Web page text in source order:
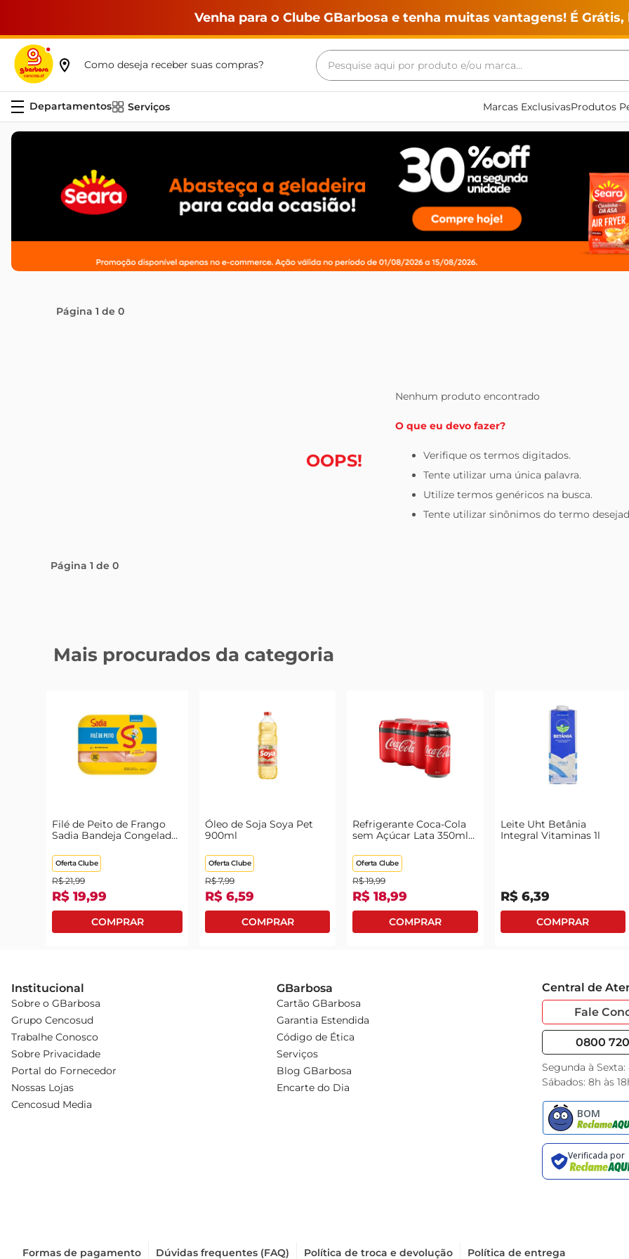
Venha para o Clube GBarbosa e tenha muitas vantagens! É
Como deseja receber suas compras?
Pesquise aqui por produto e/ou marca...
Serviços Marcas ExclusivasProdutos
Página 1 de 0
OOPS!
Nenhum produto encontrado
O que eu devo fazer?
Verifique os termos digitados.
Tente utilizar uma única palavra.
Utilize termos genéricos na busca.
Tente utilizar sinônimos do termo
Página 1 de 0
Mais procurados da categoria
Filé de Peito de Frango
Sadia Bandeja Congelado
Oferta Clube
R$ 21,99
R$ 19,99
Óleo de Soja Soya Pet
900ml
Oferta Clube
R$ 7,99
R$ 6,59
Refrigerante Coca-Cola
sem Açúcar Lata 350ml
Mais Pague Menos
Oferta Clube
R$ 19,99
R$ 18,99
Leite Uht Betânia
Integral Vitaminas 1l
R$ 6,39
Institucional
Sobre o GBarbosa
Grupo Cencosud
Trabalhe Conosco
Sobre Privacidade
Portal do Fornecedor
Nossas Lojas
Cencosud Media
GBarbosa
Cartão GBarbosa
Garantia Estendida
Código de Ética
Serviços
Blog GBarbosa
Encarte do Dia
Central de
Fale
0800 720
Segunda à
Sábados: 8h às
Formas de pagamento Dúvidas frequentes (FAQ) Política de troca e devolução Política de entrega
Termos mais buscados
café
cerveja
frango
leite